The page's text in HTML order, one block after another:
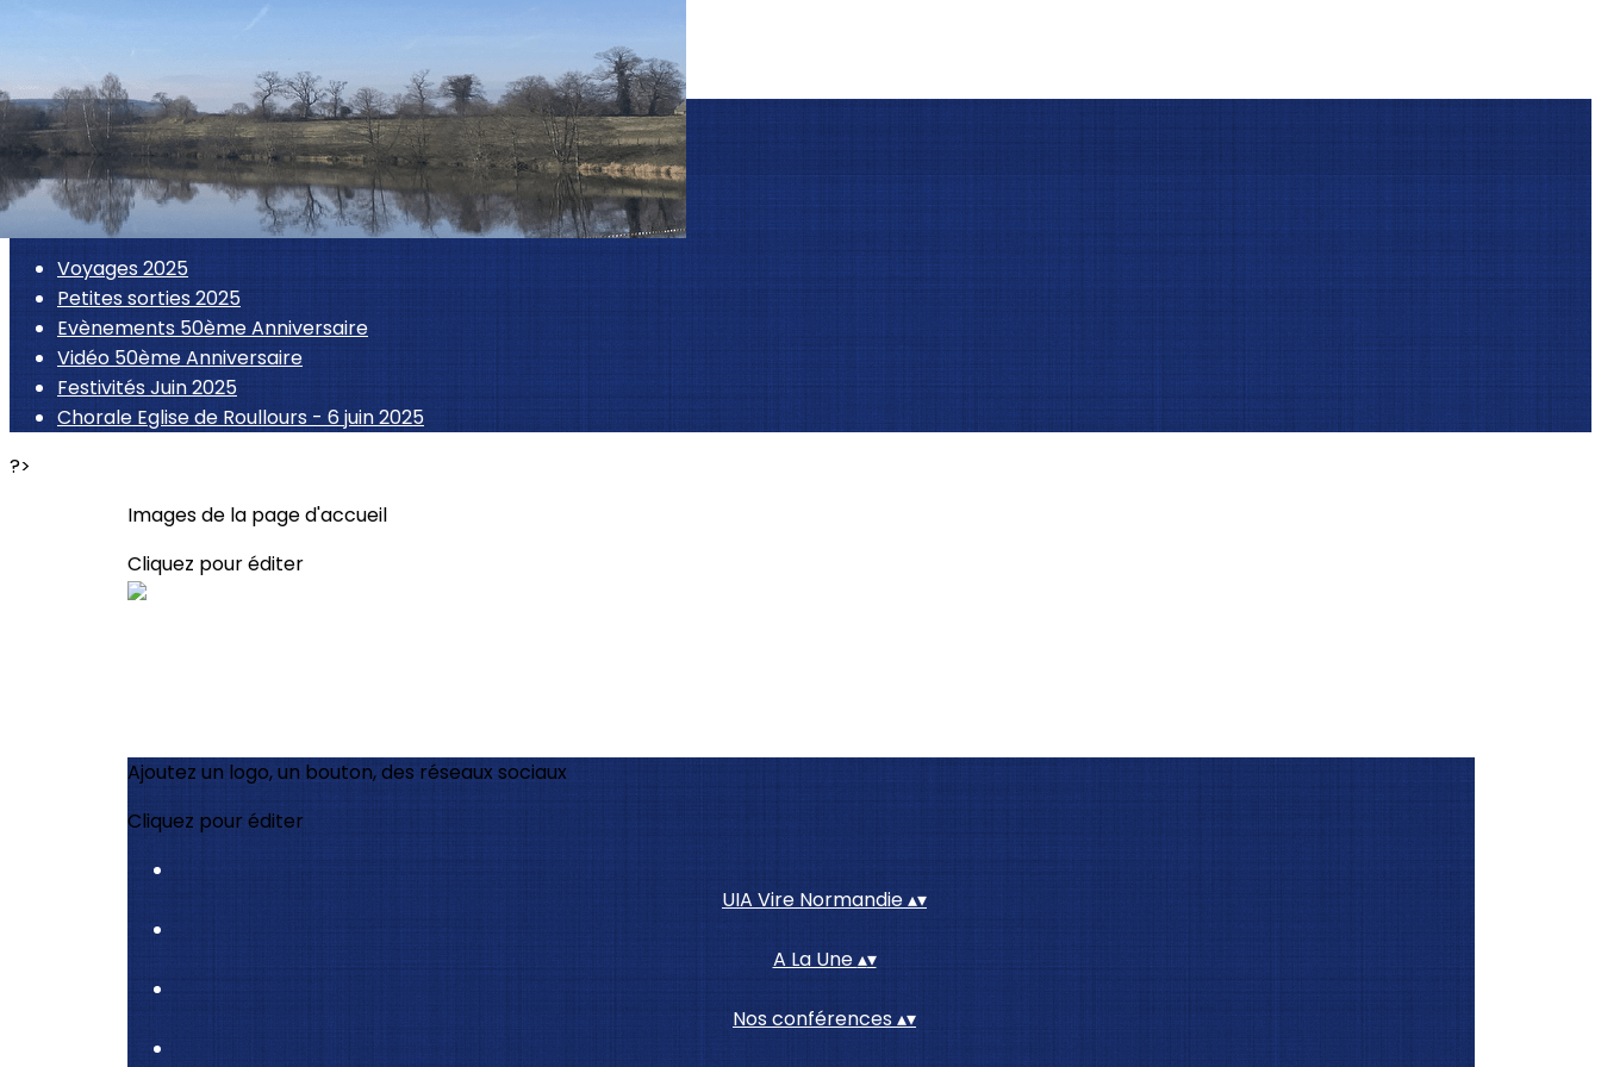
Exporter les lignes sélectionnées
Exporter toutes les colonnes
Exporter uniquement les colonnes affichées
Menu
<
Voyages 2025
Petites sorties 2025
Evènements 50ème Anniversaire
Vidéo 50ème Anniversaire
Festivités Juin 2025
Chorale Eglise de Roullours - 6 juin 2025
?>
Images de la page d'accueil
Cliquez pour éditer
Ajoutez un logo, un bouton, des réseaux sociaux
Cliquez pour éditer
UIA Vire Normandie▴▾
A La Une▴▾
Nos conférences▴▾